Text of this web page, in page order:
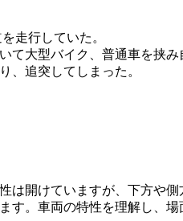
走行していた。
て大型バイク、普通車を挟
、追突してしまった。
は開けていますが、下方や
す。車両の特性を理解し、